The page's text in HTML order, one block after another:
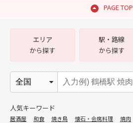
PAGE TOP
エリア
から探す
駅・路線
から探す
人気キーワード
居酒屋 和食 焼き鳥 懐石・会席料理 焼肉